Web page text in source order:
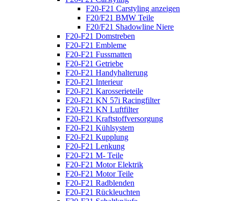
F20-F21 Carstyling anzeigen
F20/F21 BMW Teile
F20/F21 Shadowline Niere
F20-F21 Domstreben
F20-F21 Embleme
F20-F21 Fussmatten
F20-F21 Getriebe
F20-F21 Handyhalterung
F20-F21 Interieur
F20-F21 Karosserieteile
F20-F21 KN 57i Racingfilter
F20-F21 KN Luftfilter
F20-F21 Kraftstoffversorgung
F20-F21 Kühlsystem
F20-F21 Kupplung
F20-F21 Lenkung
F20-F21 M- Teile
F20-F21 Motor Elektrik
F20-F21 Motor Teile
F20-F21 Radblenden
F20-F21 Rückleuchten